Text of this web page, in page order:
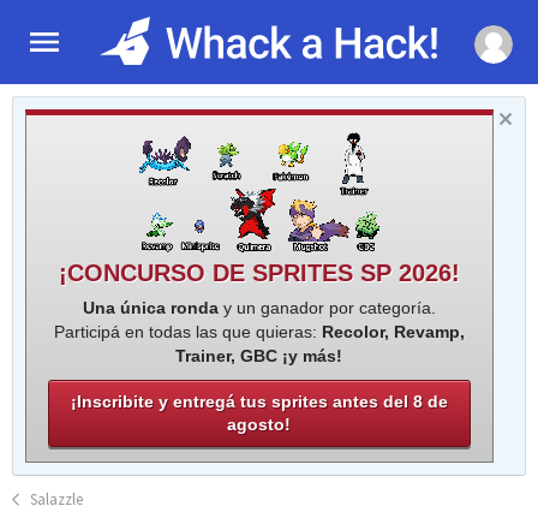
¡CONCURSO DE SPRITES SP 2026!
Una única ronday un ganador por categoría.
Participá en todas las que quieras: Recolor, Revamp,
Trainer, GBC ¡y más!
¡Inscribite y entregá tus sprites antes del 8 de
agosto!
Salazzle